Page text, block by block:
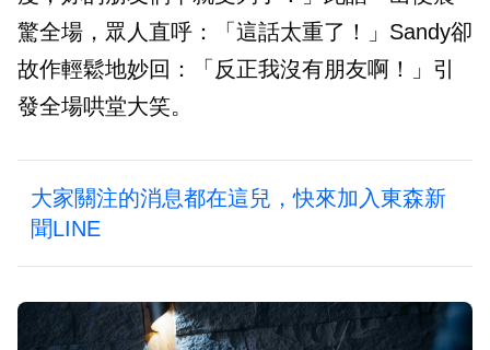
驚全場，眾人直呼：「這話太重了！」Sandy卻
故作輕鬆地妙回：「反正我沒有朋友啊！」引
發全場哄堂大笑。
大家關注的消息都在這兒，快來加入東森新
聞LINE